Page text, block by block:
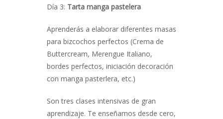
Día 3: Tarta manga pastelera
Aprenderás a elaborar diferentes masas
para bizcochos perfectos (Crema de
Buttercream, Merengue Italiano,
bordes perfectos, iniciación decoración
con manga pasterlera, etc.)
Son tres clases intensivas de gran
aprendizaje. Te enseñamos desde cero,